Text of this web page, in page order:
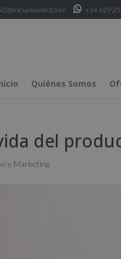
+34 629
Quiénes Somos
del
y Marketing